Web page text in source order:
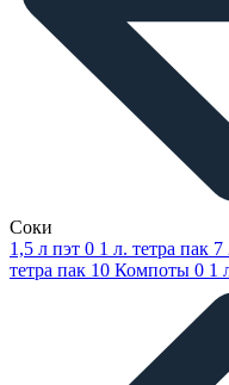
Соки
1,5 л пэт 0 1 л. тетра пак 7
тетра пак 10 Компоты 0 1